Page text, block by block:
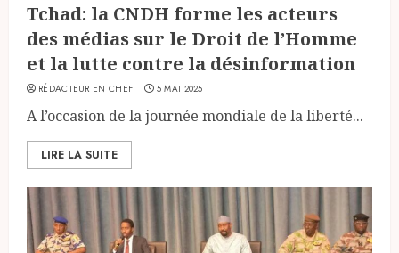
Tchad: la CNDH forme les acteurs
des médias sur le Droit de l’Homme
et la lutte contre la désinformation
RÉDACTEUR EN CHEF 5 MAI 2025
A l’occasion de la journée mondiale de la liberté...
LIRE LA SUITE